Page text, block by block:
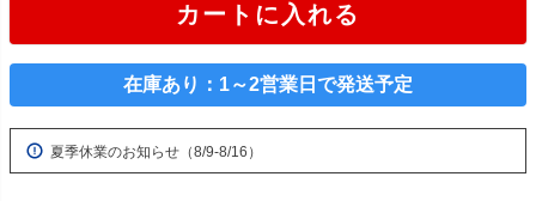
カートに入れる
在庫あり：1～2営業日で発送予定
夏季休業のお知らせ（8/9-8/16）